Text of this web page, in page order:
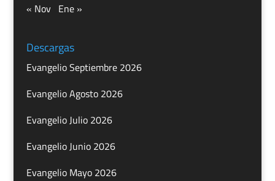
« Nov Ene »
Descargas
Evangelio Septiembre 2026
Evangelio Agosto 2026
Evangelio Julio 2026
Evangelio Junio 2026
Evangelio Mayo 2026